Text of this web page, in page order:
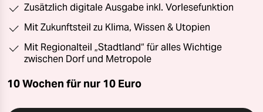
Zusätzlich digitale Ausgabe inkl. Vorlesefunktion
Mit Zukunftsteil zu Klima, Wissen & Utopien
Mit Regionalteil „Stadtland“ für alles Wichtige
zwischen Dorf und Metropole
10 Wochen für nur 10 Euro